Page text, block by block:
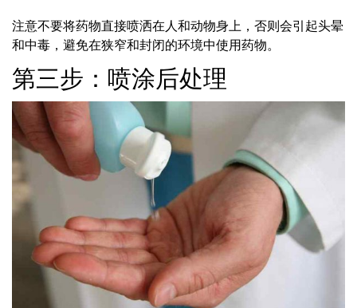
注意不要将药物直接喷洒在人和动物身上，否则会引起头晕
和中毒，避免在狭窄和封闭的环境中使用药物。
第三步：喷涂后处理